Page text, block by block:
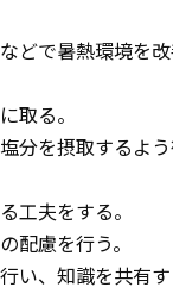
どで暑熱環境を
取る。
分を摂取するよ
工夫をする。
配慮を行う。
い、知識を共有す